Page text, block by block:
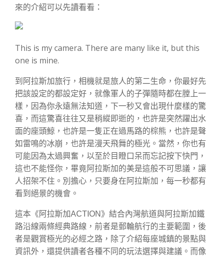
來的介紹可以先讀看看：
This is my camera. There are many like it, but this
one is mine.
到阿拉斯加旅行，相機就是旅人的第二生命，你最好先
把該設定的都設定好，就像軍人的子彈隨時都在膛上一
樣，因為你永遠無法知道，下一秒又會出現什麼樣的驚
喜，而這驚喜往往又是稍縱即逝的，也許是突然躍出水
面的座頭鯨，也許是一隻正在過馬路的棕熊，也許是聲
如雷鳴的冰崩，也許是漫天飛舞的極光。當然，你也有
可能因為太過興奮，以至於目瞪口呆而忘記按下快門，
這也不能怪你，畢竟阿拉斯加的美是這般不可思議，讓
人招架不住。別擔心，只要身在阿拉斯加，每一秒都有
看到絕景的機會。
這本《阿拉斯加ACTION》結合內灣航道與阿拉斯加鐵
路沿線兩條經典路線，前者是郵輪航行的主要範圍，後
者是觀賞極光的必經之路，除了介紹每座城鎮的景點與
資訊外，還提供讀者各種不同的玩法選擇與建議。而像